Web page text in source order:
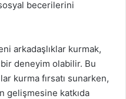
becerilerini
arkadaşlıklar kurmak,
deneyim olabilir. Bu
kurma fırsatı sunarken,
gelişmesine katkıda